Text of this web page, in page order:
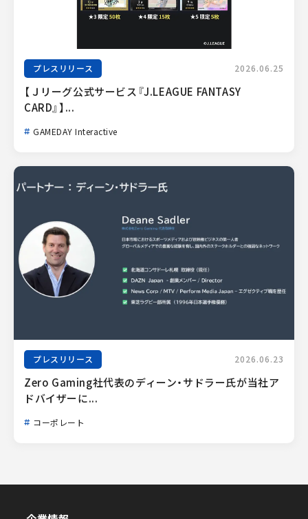
プレスリリース 2026.06.25
【Ｊリーグ公式サービス『J.LEAGUE FANTASY
CARD』】...
GAMEDAY Interactive
プレスリリース 2026.06.23
Zero Gaming社代表のディーン・サドラー氏が当社ア
ドバイザーに...
コーポレート